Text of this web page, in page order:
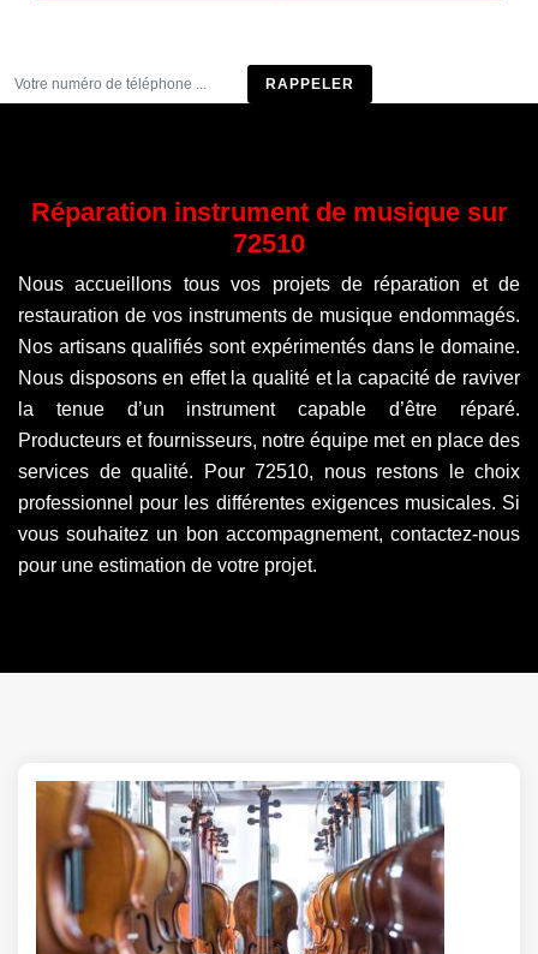
Réparation instrument de musique sur
72510
Nous accueillons tous vos projets de réparation et de
restauration de vos instruments de musique endommagés.
Nos artisans qualifiés sont expérimentés dans le domaine.
Nous disposons en effet la qualité et la capacité de raviver
la tenue d’un instrument capable d’être réparé.
Producteurs et fournisseurs, notre équipe met en place des
services de qualité. Pour 72510, nous restons le choix
professionnel pour les différentes exigences musicales. Si
vous souhaitez un bon accompagnement, contactez-nous
pour une estimation de votre projet.